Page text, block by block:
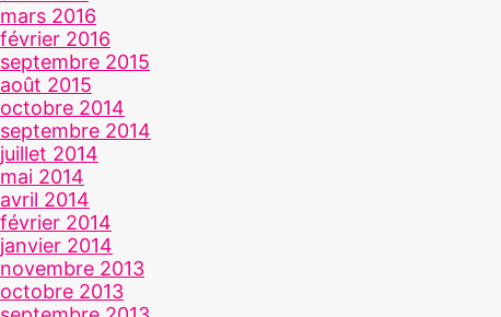
mars 2016
février 2016
septembre 2015
août 2015
octobre 2014
septembre 2014
juillet 2014
mai 2014
avril 2014
février 2014
janvier 2014
novembre 2013
octobre 2013